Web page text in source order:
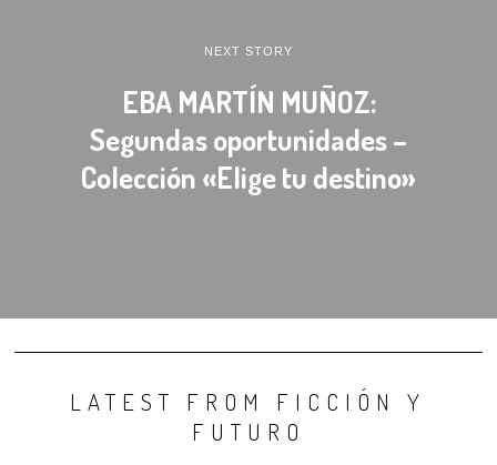
NEXT STORY
EBA MARTÍN MUÑOZ:
Segundas oportunidades –
Colección «Elige tu destino»
LATEST FROM FICCIÓN Y
FUTURO